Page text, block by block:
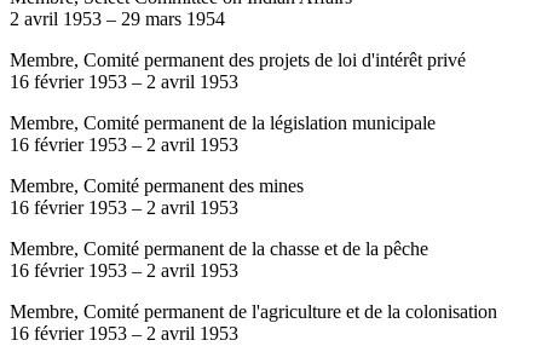
2 avril 1953 – 29 mars 1954
Membre, Comité permanent des projets de loi d'intérêt privé
16 février 1953 – 2 avril 1953
Membre, Comité permanent de la législation municipale
16 février 1953 – 2 avril 1953
Membre, Comité permanent des mines
16 février 1953 – 2 avril 1953
Membre, Comité permanent de la chasse et de la pêche
16 février 1953 – 2 avril 1953
Membre, Comité permanent de l'agriculture et de la colonisation
16 février 1953 – 2 avril 1953